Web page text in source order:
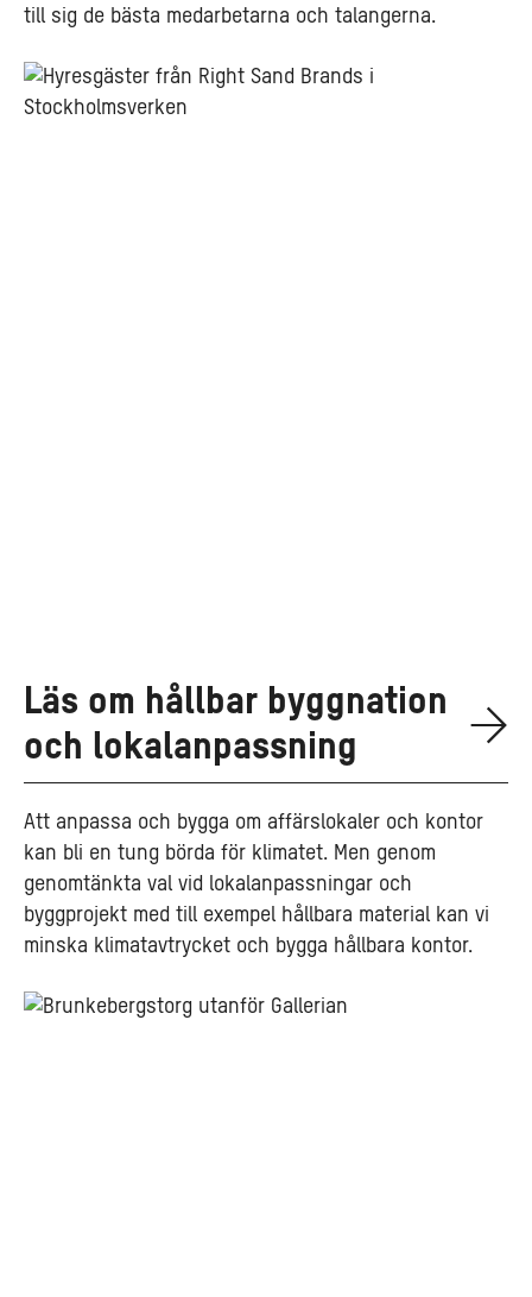
till sig de bästa medarbetarna och talangerna.
Läs
om
Läs om hållbar byggnation
och lokalanpassning
Att anpassa och bygga om affärslokaler och kontor
kan bli en tung börda för klimatet. Men genom
genomtänkta val vid lokalanpassningar och
byggprojekt med till exempel hållbara material kan vi
minska klimatavtrycket och bygga hållbara kontor.
Vår